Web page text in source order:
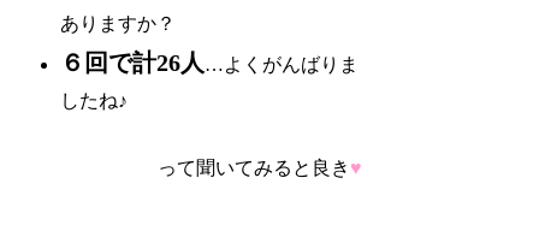
ありますか？
６回で計26人 …よくがんばりま
したね♪
って聞いてみると良き ♥